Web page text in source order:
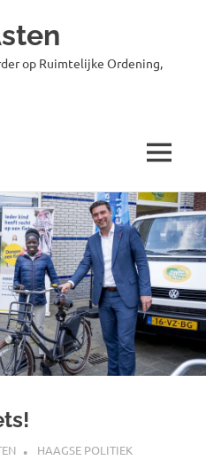
op Ruimtelijke Ordening,
MENU
HAAGSE POLITIEK